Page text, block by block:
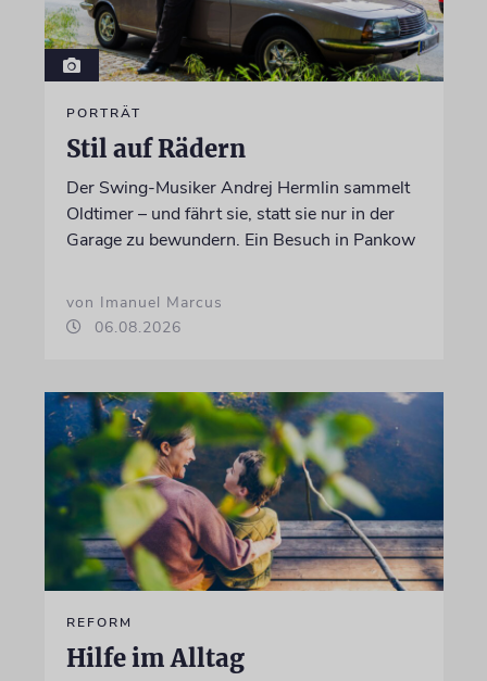
PORTRÄT
Stil auf Rädern
Der Swing-Musiker Andrej Hermlin sammelt
Oldtimer – und fährt sie, statt sie nur in der
Garage zu bewundern. Ein Besuch in Pankow
von Imanuel Marcus
06.08.2026
REFORM
Hilfe im Alltag